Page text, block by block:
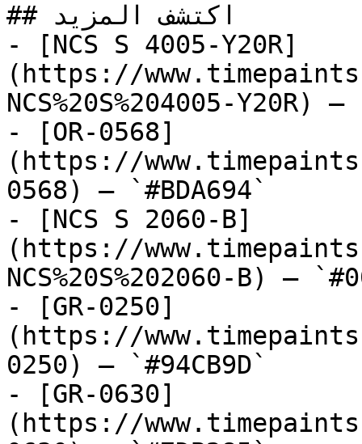
## اكتشف المزيد
- [NCS S 4005-Y20R]
(https://
NCS%20S%204005-Y20R)
- [OR-0568]
(https://
0568) — `#BDA694`
- [NCS S 2060-B]
(https://
NCS%20S%202060-B) —
- [GR-0250]
(https://
0250) — `#94CB9D`
- [GR-0630]
(https://